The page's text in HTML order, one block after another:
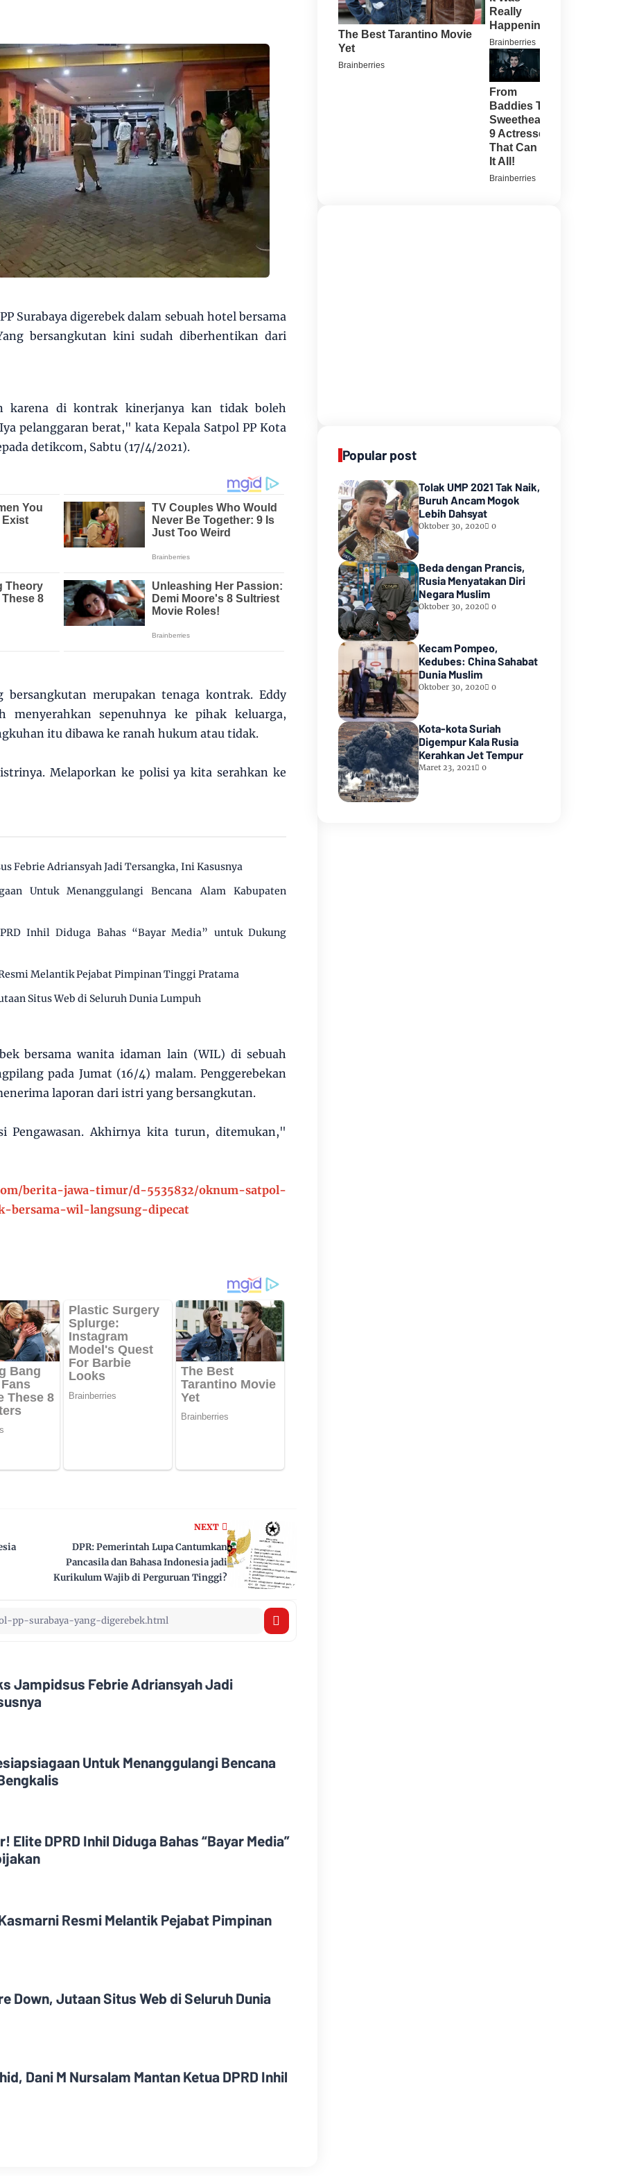
Surabaya digerebek dalam sebuah hotel bersama
bersangkutan kini sudah diberhentikan dari
karena di kontrak kinerjanya kan tidak boleh
pelanggaran berat," kata Kepala Satpol PP Kota
detikcom, Sabtu (17/4/2021).
bersangkutan merupakan tenaga kontrak. Eddy
menyerahkan sepenuhnya ke pihak keluarga,
itu dibawa ke ranah hukum atau tidak.
Melaporkan ke polisi ya kita serahkan ke
Febrie Adriansyah Jadi Tersangka, Ini Kasusnya
Untuk Menanggulangi Bencana Alam Kabupaten
Inhil Diduga Bahas “Bayar Media” untuk Dukung
Melantik Pejabat Pimpinan Tinggi Pratama
Situs Web di Seluruh Dunia Lumpuh
bersama wanita idaman lain (WIL) di sebuah
pada Jumat (16/4) malam. Penggerebekan
laporan dari istri yang bersangkutan.
Pengawasan. Akhirnya kita turun, ditemukan,"
berita-jawa-timur/d-5535832/oknum-satpol-
bersama-wil-langsung-dipecat
NEXT
DPR: Pemerintah Lupa Cantumkan
Pancasila dan Bahasa Indonesia jadi
Kurikulum Wajib di Perguruan Tinggi?
Jampidsus Febrie Adriansyah Jadi
Untuk Menanggulangi Bencana
Elite DPRD Inhil Diduga Bahas “Bayar Media”
Resmi Melantik Pejabat Pimpinan
Down, Jutaan Situs Web di Seluruh Dunia
Dani M Nursalam Mantan Ketua DPRD Inhil
Popular post
Tolak UMP 2021 Tak Naik,
Buruh Ancam Mogok
Lebih Dahsyat
Oktober 30, 2020 0
Beda dengan Prancis,
Rusia Menyatakan Diri
Negara Muslim
Oktober 30, 2020 0
Kecam Pompeo,
Kedubes: China Sahabat
Dunia Muslim
Oktober 30, 2020 0
Kota-kota Suriah
Digempur Kala Rusia
Kerahkan Jet Tempur
Maret 23, 2021 0